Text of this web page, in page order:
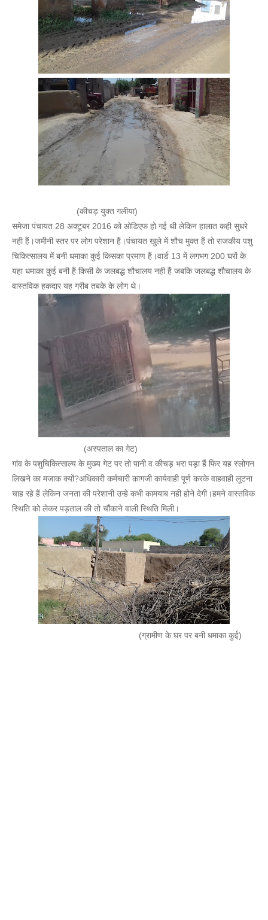
(कीचड़ युक्त गलीया)
समेजा पंचायत 28 अक्टूबर 2016 को ओडिएफ हो गई थी लेकिन हालात कही सुधरे
नही हैं।जमीनी स्तर पर लोग परेशान हैं।पंचायत खुले में शौच मुक्त हैं तो राजकीय पशु
चिकित्सालय में बनी धमाका कुई किसका प्रमाण हैं।वार्ड 13 में लगभग 200 घरों के
यहा धमाका कुई बनी हैं किसी के जलबद्ध शौचालय नही हैं जबकि जलबद्ध शौचालय के
वास्तविक हकदार यह गरीब तबके के लोग थे।
(अस्पताल का गेट)
गांव के पशुचिकित्साल्य के मुख्य गेट पर तो पानी व कीचड़ भरा पड़ा हैं फिर यह स्लोगन
लिखने का मजाक क्यों?अधिकारी कर्मचारी कागजी कार्यवाही पूर्ण करके वाहवाही लूटना
चाह रहे हैं लेकिन जनता की परेशानी उन्हे कभी कामयाब नही होने देगी।हमने वास्तविक
स्थिति को लेकर पड़ताल की तो चौंकाने वाली स्थिति मिली।
(ग्रामीण के घर पर बनी धमाका कुई)